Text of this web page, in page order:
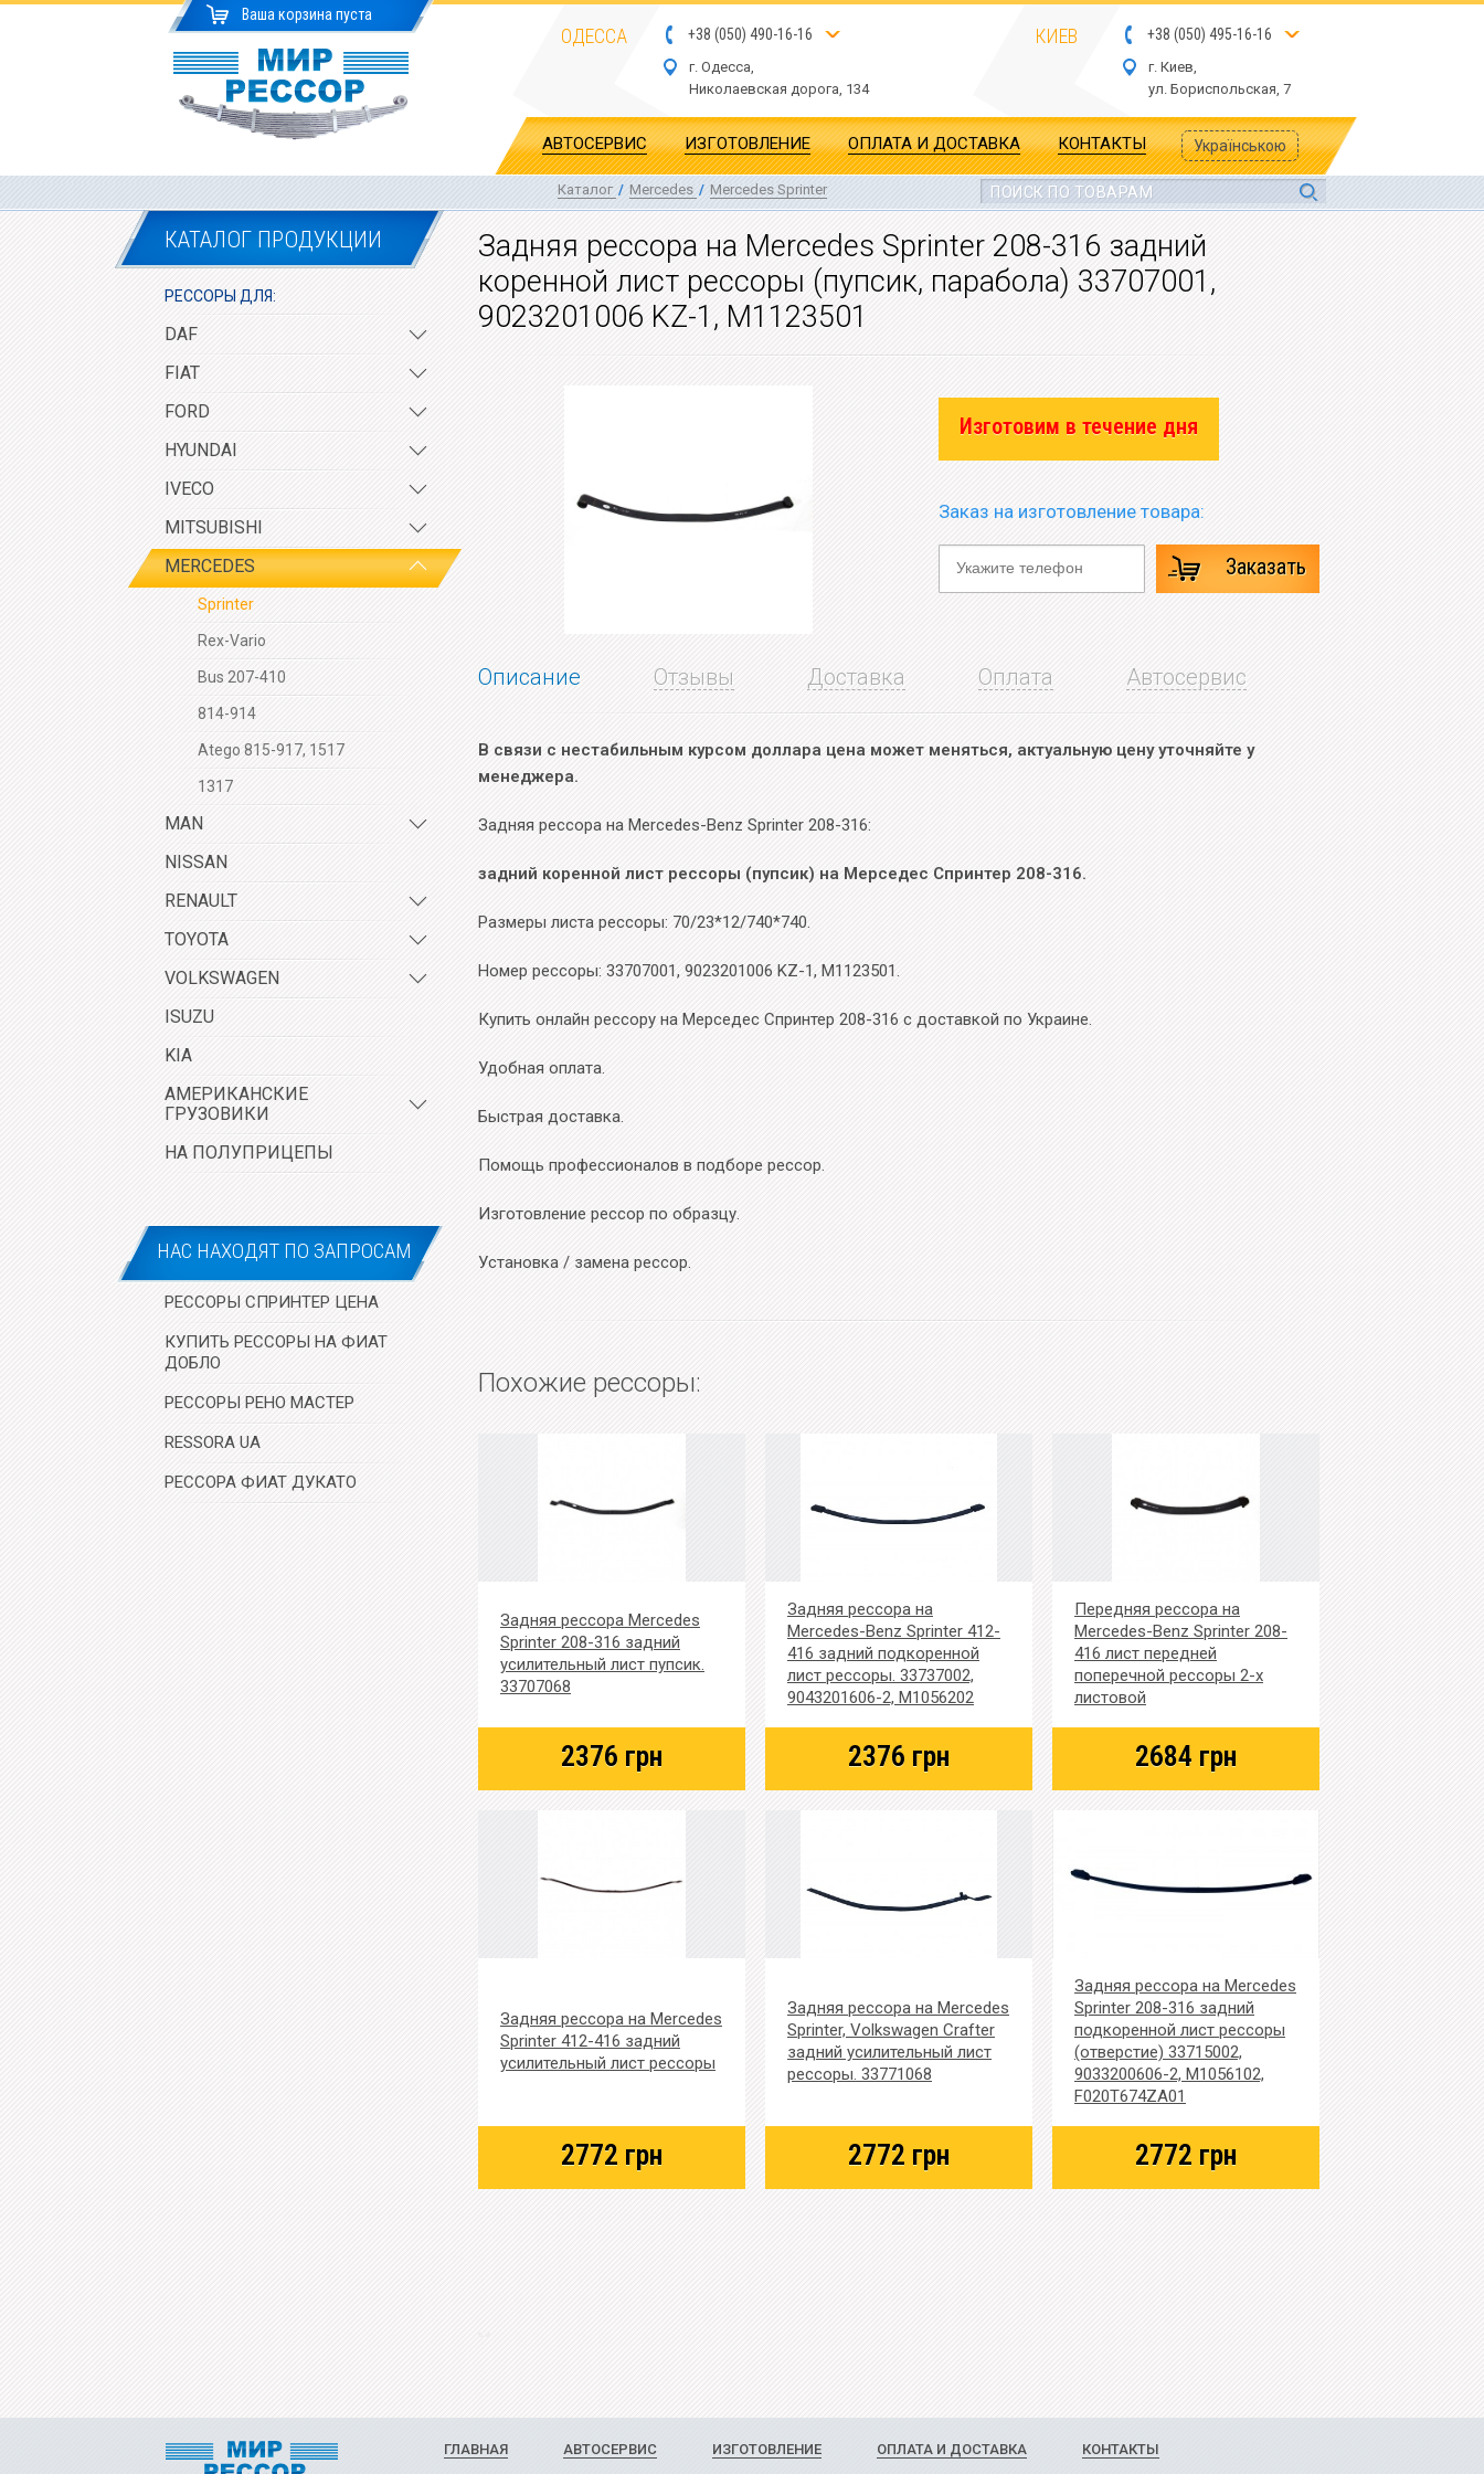
Ваша корзина пуста
ОДЕССА +38 (050) 490-16-16
г. Одесса,
Николаевская дорога, 134
КИЕВ +38 (050) 495-16-16
г. Киев,
ул. Бориспольская, 7
АВТОСЕРВИС ИЗГОТОВЛЕНИЕ ОПЛАТА И ДОСТАВКА КОНТАКТЫ Українською
КАТАЛОГ ПРОДУКЦИИ
РЕССОРЫ ДЛЯ:
DAF
FIAT
FORD
HYUNDAI
IVECO
MITSUBISHI
MERCEDES
Sprinter
Rex-Vario
Bus 207-410
814-914
Atego 815-917, 1517
1317
MAN
NISSAN
RENAULT
TOYOTA
VOLKSWAGEN
ISUZU
KIA
АМЕРИКАНСКИЕ
ГРУЗОВИКИ
НА ПОЛУПРИЦЕПЫ
НАС НАХОДЯТ ПО ЗАПРОСАМ
РЕССОРЫ СПРИНТЕР ЦЕНА
КУПИТЬ РЕССОРЫ НА ФИАТ
ДОБЛО
РЕССОРЫ РЕНО МАСТЕР
RESSORA UA
РЕССОРА ФИАТ ДУКАТО
Каталог / Mercedes / Mercedes Sprinter
Задняя рессора на Mercedes Sprinter 208-316 задний
коренной лист рессоры (пупсик, парабола) 33707001,
9023201006 KZ-1, M1123501
Изготовим в течение дня
Заказ на изготовление товара:
Заказать
Описание Отзывы Доставка Оплата Автосервис
В связи с нестабильным курсом доллара цена может меняться, актуальную цену уточняйте у
менеджера.
Задняя рессора на Mercedes-Benz Sprinter 208-316:
задний коренной лист рессоры (пупсик) на Мерседес Спринтер 208-316.
Размеры листа рессоры: 70/23*12/740*740.
Номер рессоры: 33707001, 9023201006 KZ-1, M1123501.
Купить онлайн рессору на Мерседес Спринтер 208-316 с доставкой по Украине.
Удобная оплата.
Быстрая доставка.
Помощь профессионалов в подборе рессор.
Изготовление рессор по образцу.
Установка / замена рессор.
Похожие рессоры:
Задняя рессора Mercedes
Sprinter 208-316 задний
усилительный лист пупсик.
33707068
2376 грн
Задняя рессора на
Mercedes-Benz Sprinter 412-
416 задний подкоренной
лист рессоры. 33737002,
9043201606-2, M1056202
2376 грн
Передняя рессора на
Mercedes-Benz Sprinter 208-
416 лист передней
поперечной рессоры 2-х
листовой
2684 грн
Задняя рессора на Mercedes
Sprinter 412-416 задний
усилительный лист рессоры
2772 грн
Задняя рессора на Mercedes
Sprinter, Volkswagen Crafter
задний усилительный лист
рессоры. 33771068
2772 грн
Задняя рессора на Mercedes
Sprinter 208-316 задний
подкоренной лист рессоры
(отверстие) 33715002,
9033200606-2, M1056102,
F020T674ZA01
2772 грн
ГЛАВНАЯ АВТОСЕРВИС ИЗГОТОВЛЕНИЕ ОПЛАТА И ДОСТАВКА КОНТАКТЫ